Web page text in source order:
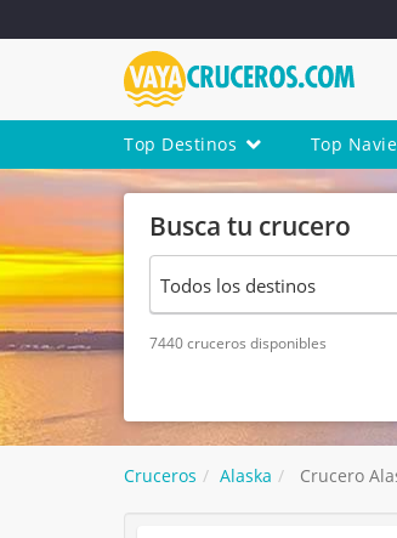
Top Destinos Top
Busca tu crucero
7440 cruceros disponibles
Cruceros Alaska Crucero